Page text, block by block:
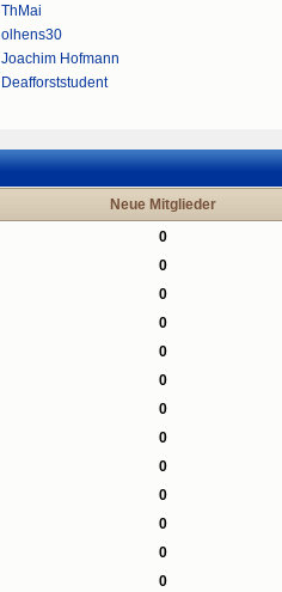
ThMai
olhens30
Joachim Hofmann
Deafforststudent
Neue Mitglieder
0
0
0
0
0
0
0
0
0
0
0
0
0